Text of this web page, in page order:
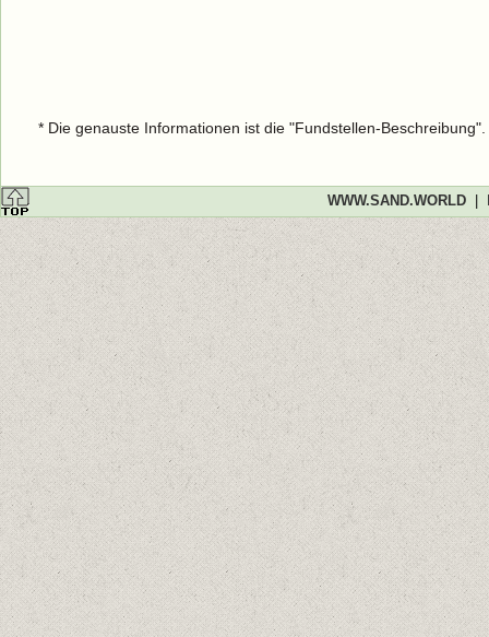
* Die genauste Informationen ist die "Fundstellen-
WWW.SAND.WORLD|